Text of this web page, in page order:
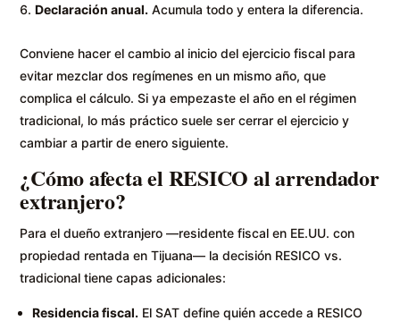
Declaración anual. Acumula todo y entera la diferencia.
Conviene hacer el cambio al inicio del ejercicio fiscal para
evitar mezclar dos regímenes en un mismo año, que
complica el cálculo. Si ya empezaste el año en el régimen
tradicional, lo más práctico suele ser cerrar el ejercicio y
cambiar a partir de enero siguiente.
¿Cómo afecta el RESICO al arrendador
extranjero?
Para el dueño extranjero —residente fiscal en EE.UU. con
propiedad rentada en Tijuana— la decisión RESICO vs.
tradicional tiene capas adicionales:
Residencia fiscal. El SAT define quién accede a RESICO